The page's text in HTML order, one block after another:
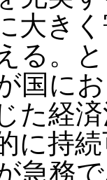
大き
る。
国に
た経
に持
急務